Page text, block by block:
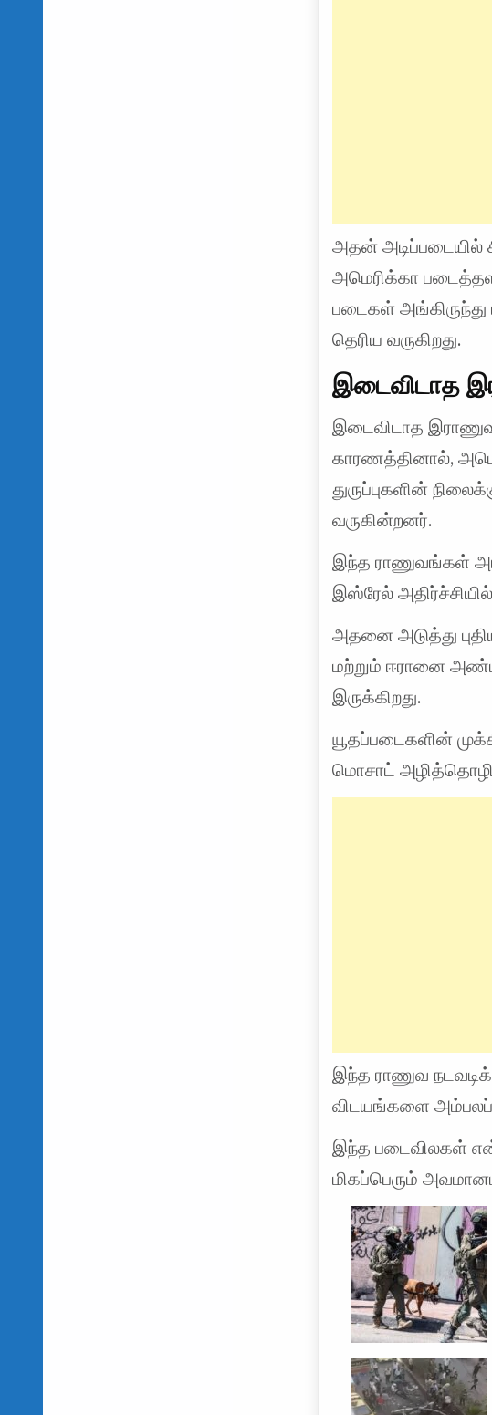
அதன் அடிப்படையில்
அமெரிக்கா
படைகள்
தெரிய வருகிறது.
இடைவிடாத
இடைவிடாத
காரணத்தினால்,
துருப்புகளின்
வருகின்றனர்.
இந்த ராணுவங்கள்
இஸ்ரேல்
அதனை அடுத்து
மற்றும் ஈரானை
இருக்கிறது.
யூதப்படைகளின்
மொசாட்
இந்த ராணுவ
விடயங்களை
இந்த படைவிலகள்
மிகப்பெரும்